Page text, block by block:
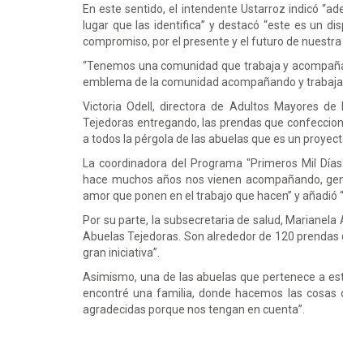
En este sentido, el intendente Ustarroz indicó
lugar que las identifica” y destacó “este es un
compromiso, por el presente y el futuro de nuestra
“Tenemos una comunidad que trabaja y
emblema de la comunidad acompañando y
Victoria Odell, directora de Adultos Mayores
Tejedoras entregando, las prendas que
a todos la pérgola de las abuelas que es un
La coordinadora del Programa "Primeros Mil
hace muchos años nos vienen acompañando,
amor que ponen en el trabajo que hacen” y
Por su parte, la subsecretaria de salud,
Abuelas Tejedoras. Son alrededor de 120
gran iniciativa”.
Asimismo, una de las abuelas que pertenece a
encontré una familia, donde hacemos las
agradecidas porque nos tengan en cuenta”.